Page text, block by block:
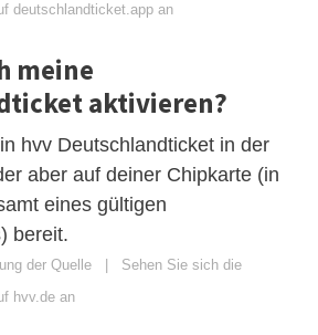
deutschlandticket.app an
meine
aktivieren?
hvv Deutschlandticket in der
aber auf deiner Chipkarte (in
eines gültigen
bereit.
der Quelle
Sehen Sie sich die
hvv.de an